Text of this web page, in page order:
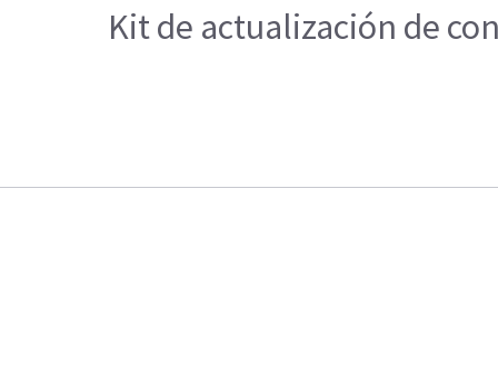
Kit de actualización de